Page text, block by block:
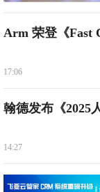
Arm 荣登《Fast
17:06
翰德发布《2025
14:27